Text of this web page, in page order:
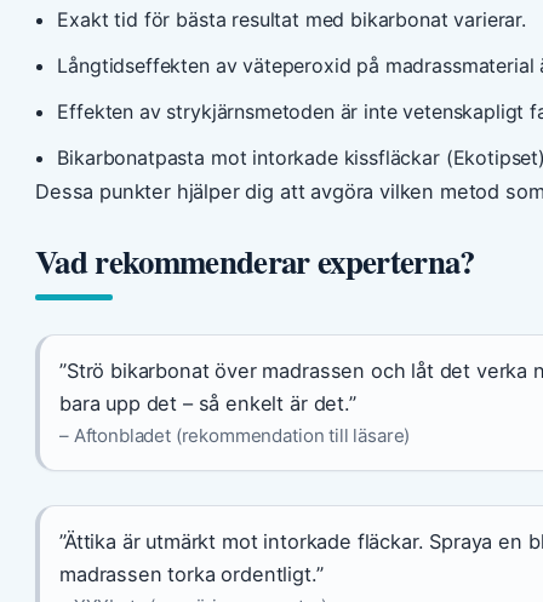
Exakt tid för bästa resultat med bikarbonat varierar.
Långtidseffekten av väteperoxid på
Effekten av strykjärnsmetoden är inte vetenskapligt
Bikarbonatpasta mot intorkade kissfläckar
Dessa punkter hjälper dig att avgöra vilken metod
Vad rekommenderar experterna?
”Strö bikarbonat över madrassen och låt det verka
bara upp det – så enkelt är det.”
– Aftonbladet (rekommendation till läsare)
”Ättika är utmärkt mot intorkade fläckar. Spraya en
madrassen torka ordentligt.”